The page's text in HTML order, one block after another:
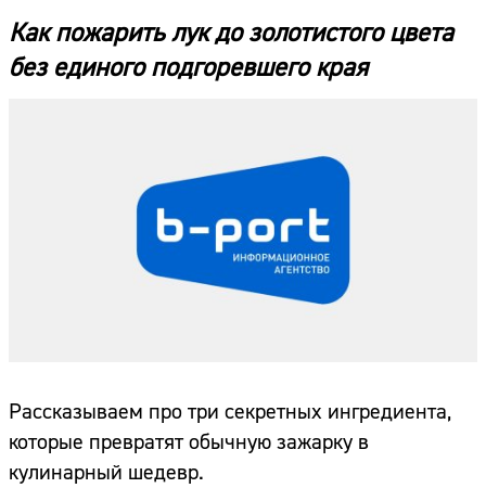
Как пожарить лук до золотистого цвета
без единого подгоревшего края
Рассказываем про три секретных ингредиента,
которые превратят обычную зажарку в
кулинарный шедевр.
Погода
Курсы валют